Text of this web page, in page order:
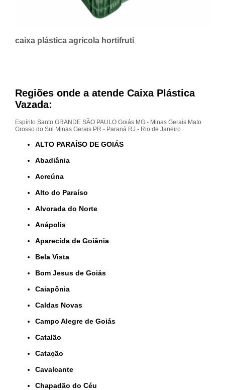
caixa plástica agrícola hortifruti
Regiões onde a atende Caixa Plástica
Vazada:
Espírito Santo GRANDE SÃO PAULO Goiás MG - Minas Gerais Mato
Grosso do Sul
Minas Gerais PR - Paraná RJ - Rio de Janeiro
ALTO PARAÍSO DE GOIÁS
Abadiânia
Acreúna
Alto do Paraíso
Alvorada do Norte
Anápolis
Aparecida de Goiânia
Bela Vista
Bom Jesus de Goiás
Caiapônia
Caldas Novas
Campo Alegre de Goiás
Catalão
Catação
Cavalcante
Chapadão do Céu